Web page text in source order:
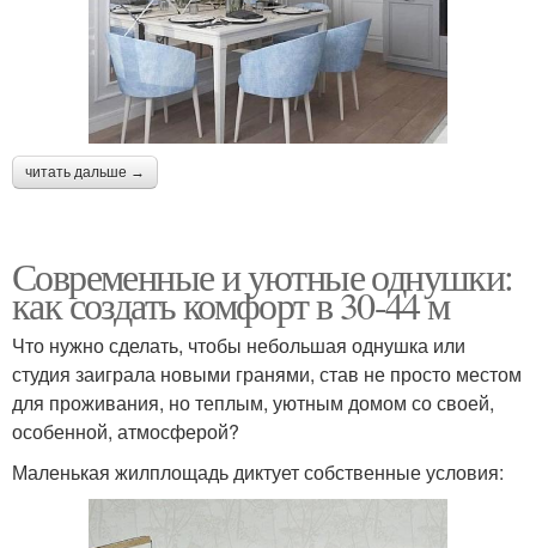
читать дальше →
Современные и уютные однушки:
как создать комфорт в 30-44 м
Что нужно сделать, чтобы небольшая однушка или
студия заиграла новыми гранями, став не просто местом
для проживания, но теплым, уютным домом со своей,
особенной, атмосферой?
Маленькая жилплощадь диктует собственные условия: